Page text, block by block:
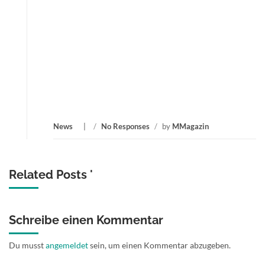
News / No Responses / by MMagazin
Related Posts '
Schreibe einen Kommentar
Du musstangemeldetsein, um einen Kommentar abzugeben.